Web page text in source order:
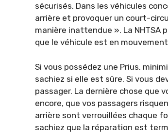
sécurisés. Dans les véhicules
arrière et provoquer un court-
manière inattendue ». La NHTSA
que le véhicule est en
Si vous possédez une Prius,
sachiez si elle est sûre. Si vous
passager. La dernière chose que
encore, que vos passagers
arrière sont verrouillées chaque
sachiez que la réparation est